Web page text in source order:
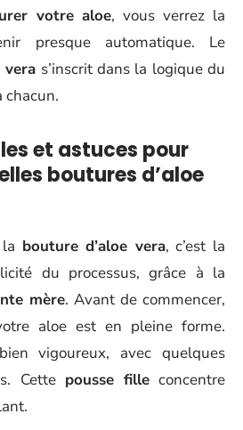
votre aloe, vous verrez la
presque automatique. Le
vera s’inscrit dans la logique du
chacun.
et astuces pour
boutures d’aloe
bouture d’aloe vera, c’est la
du processus, grâce à la
mère. Avant de commencer,
aloe est en pleine forme.
vigoureux, avec quelques
Cette pousse filleconcentre